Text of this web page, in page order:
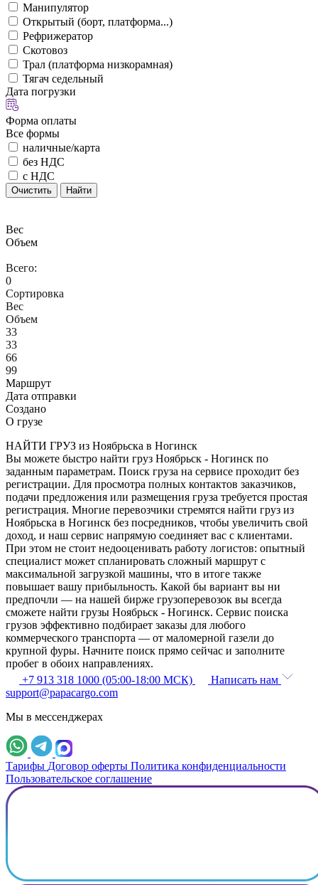
Манипулятор
Открытый (борт, платформа...)
Рефрижератор
Скотовоз
Трал (платформа низкорамная)
Тягач седельный
Дата погрузки
Форма оплаты
Все формы
наличные/карта
без НДС
с НДС
Очистить Найти
Вес
Объем
Всего:
0
Сортировка
Вес
Объем
33
33
66
99
Маршрут
Дата отправки
Создано
О грузе
НАЙТИ ГРУЗ из Ноябрьска в Ногинск
Вы можете быстро найти груз Ноябрьск - Ногинск по
заданным параметрам. Поиск груза на сервисе проходит без
регистрации. Для просмотра полных контактов заказчиков,
подачи предложения или размещения груза требуется простая
регистрация. Многие перевозчики стремятся найти груз из
Ноябрьска в Ногинск без посредников, чтобы увеличить свой
доход, и наш сервис напрямую соединяет вас с клиентами.
При этом не стоит недооценивать работу логистов: опытный
специалист может спланировать сложный маршрут с
максимальной загрузкой машины, что в итоге также
повышает вашу прибыльность. Какой бы вариант вы ни
предпочли — на нашей бирже грузоперевозок вы всегда
сможете найти грузы Ноябрьск - Ногинск. Сервис поиска
грузов эффективно подбирает заказы для любого
коммерческого транспорта — от маломерной газели до
крупной фуры. Начните поиск прямо сейчас и заполните
пробег в обоих направлениях.
+7 913 318 1000 (05:00-18:00 МСК)
Написать нам
support@papacargo.com
Мы в мессенджерах
Тарифы Договор оферты Политика конфиденциальности
Пользовательское соглашение